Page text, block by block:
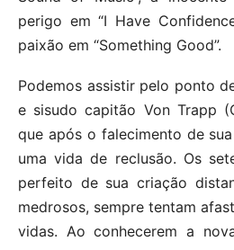
perigo em “I Have
paixão em “Something Good”.
Podemos assistir pelo ponto
e sisudo capitão Von Trapp
que após o falecimento de
uma vida de reclusão. Os
perfeito de sua criação
medrosos, sempre tentam
vidas. Ao conhecerem a